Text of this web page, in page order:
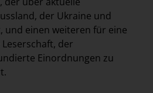
der Ukraine und
und einen weiteren für eine
der
Einordnungen zu